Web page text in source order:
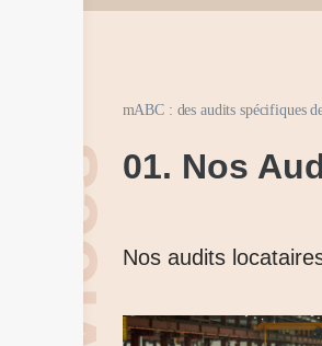
mABC : des audits spécifiques
01. Nos
Nos audits